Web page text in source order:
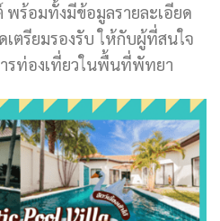
ร้อมทั้งมีข้อมูลรายละเอียด
เตรียมรองรับ ให้กับผู้ที่สนใจ
รท่องเที่ยวในพื้นที่พัทยา